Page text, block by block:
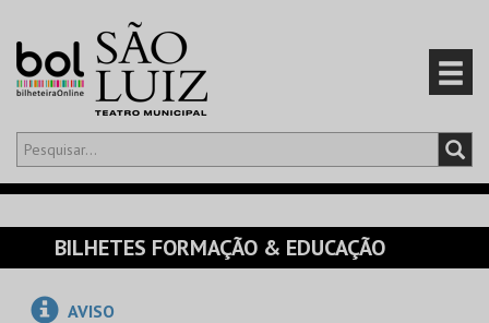
Olá,iniciar sessão
CARRINHO 0
EVENTOS
BILHETES FORMAÇÃO & EDUCAÇÃO
AVISO